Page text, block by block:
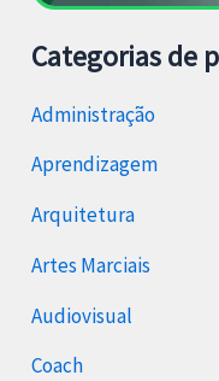
Categorias de
Administração
Aprendizagem
Arquitetura
Artes Marciais
Audiovisual
Coach